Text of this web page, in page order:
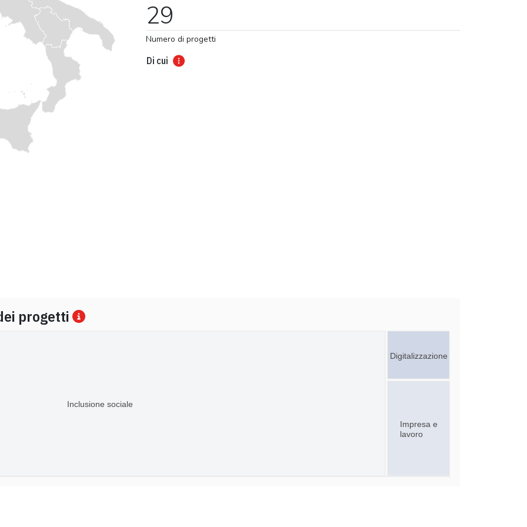
29
Numero di progetti
Di cui
progetti
Digitalizzazione
Impresa e
lavoro
Inclusione sociale